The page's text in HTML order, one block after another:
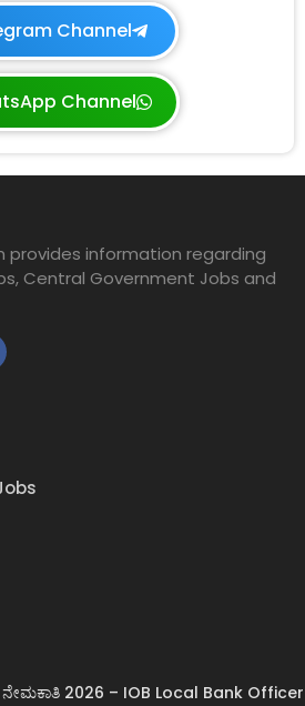
Channel
Channel
provides information regarding
Central Government Jobs and
2026 – IOB Local Bank Officer